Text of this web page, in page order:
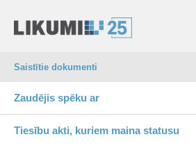
Saistītie dokumenti
Zaudējis spēku ar
Tiesību akti, kuriem maina statusu